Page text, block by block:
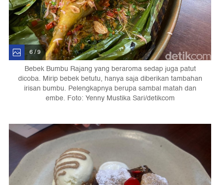
6 / 9
Bebek Bumbu Rajang yang beraroma sedap juga patut
dicoba. Mirip bebek betutu, hanya saja diberikan tambahan
irisan bumbu. Pelengkapnya berupa sambal matah dan
embe. Foto: Yenny Mustika Sari/detikcom